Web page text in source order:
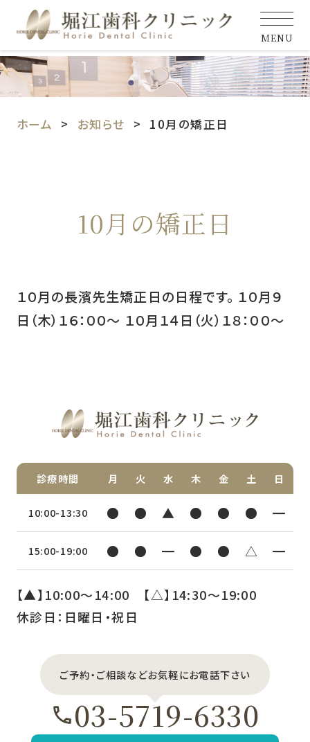
MENU
ホーム お知らせ 10月の矯正日
10月の矯正日
１０月の長濱先生矯正日の日程です。 １０月９
日（木）１６：００〜 １０月１４日（火）１８：００〜
診療時間 月 火 水 木 金 土 日
10:00-13:30 ● ● ▲ ● ● ● ━
15:00-19:00 ● ● ━ ● ● △ ━
【▲】10:00〜14:00 【△】14:30〜19:00
休診日：日曜日・祝日
ご予約・ご相談などお気軽にお電話下さい
03-5719-6330